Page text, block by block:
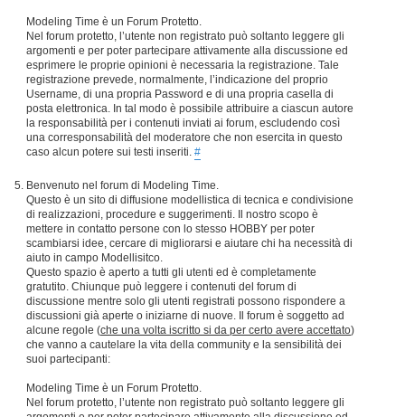
Modeling Time è un Forum Protetto.
Nel forum protetto, l’utente non registrato può soltanto leggere gli
argomenti e per poter partecipare attivamente alla discussione ed
esprimere le proprie opinioni è necessaria la registrazione. Tale
registrazione prevede, normalmente, l’indicazione del proprio
Username, di una propria Password e di una propria casella di
posta elettronica. In tal modo è possibile attribuire a ciascun autore
la responsabilità per i contenuti inviati ai forum, escludendo così
una corresponsabilità del moderatore che non esercita in questo
caso alcun potere sui testi inseriti. #
Benvenuto nel forum di Modeling Time.
Questo è un sito di diffusione modellistica di tecnica e condivisione
di realizzazioni, procedure e suggerimenti. Il nostro scopo è
mettere in contatto persone con lo stesso HOBBY per poter
scambiarsi idee, cercare di migliorarsi e aiutare chi ha necessità di
aiuto in campo Modellisitco.
Questo spazio è aperto a tutti gli utenti ed è completamente
gratutito. Chiunque può leggere i contenuti del forum di
discussione mentre solo gli utenti registrati possono rispondere a
discussioni già aperte o iniziarne di nuove. Il forum è soggetto ad
alcune regole (che una volta iscritto si da per certo avere accettato)
che vanno a cautelare la vita della community e la sensibilità dei
suoi partecipanti:
Modeling Time è un Forum Protetto.
Nel forum protetto, l’utente non registrato può soltanto leggere gli